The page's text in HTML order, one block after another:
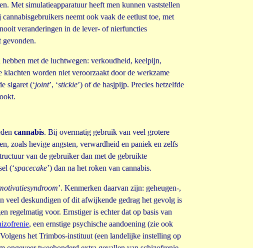
Met simulatieapparatuur heeft men kunnen vaststellen
neemt ook vaak de eetlust toe, met
veranderingen in de lever- of nierfuncties
gevonden.
met de luchtwegen: verkoudheid, keelpijn,
worden niet veroorzaakt door de werkzame
sigaret (‘joint’, ‘stickie’) of de hasjpijp. Precies hetzelfde
cannabis. Bij overmatig gebruik van veel grotere
zoals hevige angsten, verwardheid en paniek en zelfs
van de gebruiker dan met de gebruikte
(‘spacecake’) dan na het roken van cannabis.
’. Kenmerken daarvan zijn: geheugen-,
veel deskundigen of dit afwijkende gedrag het gevolg is
regelmatig voor. Ernstiger is echter dat op basis van
, een ernstige psychische aandoening (zie ook
het Trimbos-instituut (een landelijke instelling op